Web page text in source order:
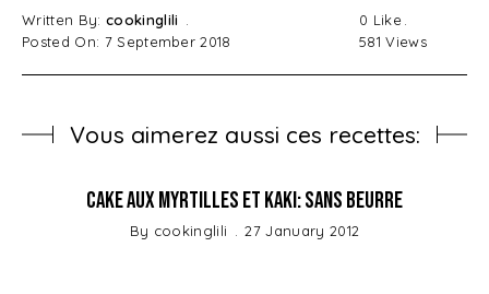
Written By: cookinglili
Posted On: 7 September 2018
0 Like
581 Views
Vous aimerez aussi ces recettes:
Cake aux Myrtilles et Kaki: Sans beurre
By cookinglili 27 January 2012